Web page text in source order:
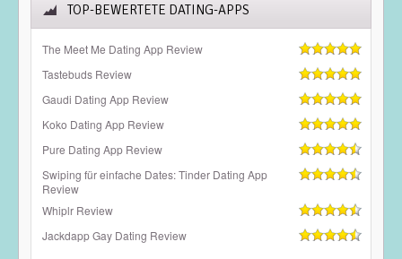
TOP-BEWERTETE DATING-APPS
The Meet Me Dating App Review
Tastebuds Review
Gaudi Dating App Review
Koko Dating App Review
Pure Dating App Review
Swiping für einfache Dates: Tinder Dating App
Review
Whiplr Review
Jackdapp Gay Dating Review